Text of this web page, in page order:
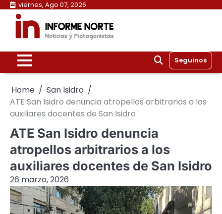
Skip
content
viernes, Ago 07, 2026
Seguinos
Home
San Isidro
ATE San Isidro denuncia atropellos arbitrarios a los
auxiliares docentes de San Isidro
ATE San Isidro denuncia
atropellos arbitrarios a los
auxiliares docentes de San Isidro
26 marzo, 2026